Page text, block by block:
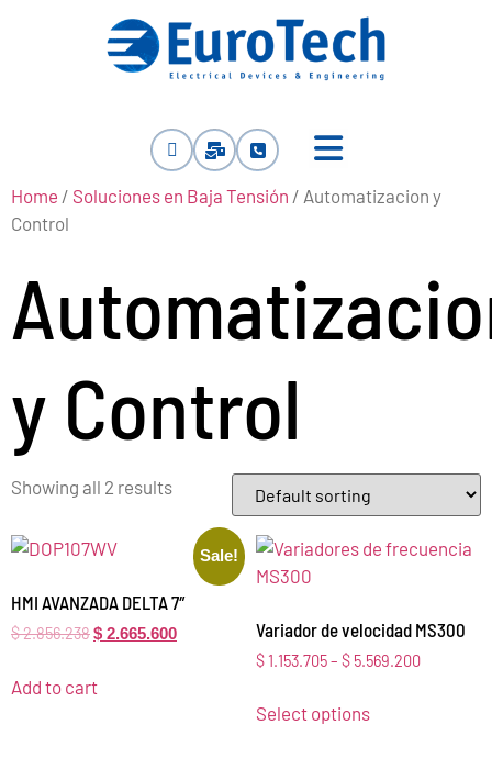
Home / Soluciones en Baja Tensión / Automatizacion y
Control
y Control
Showing all 2 results
Sale!
HMI AVANZADA DELTA 7″
$2.856.238$ 2.665.600
Add to cart
Variador de velocidad MS300
$1.153.705– $5.569.200
Select options